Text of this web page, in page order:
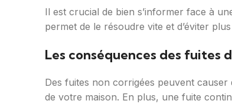
Il est crucial de bien s’informer face à
permet de le résoudre vite et d’éviter
Les conséquences des fuites
Des fuites non corrigées peuvent
de votre maison. En plus, une fuite